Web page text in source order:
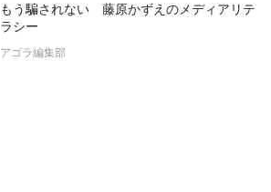
もう騙されない 藤原かずえのメディアリテ
ラシー
アゴラ編集部